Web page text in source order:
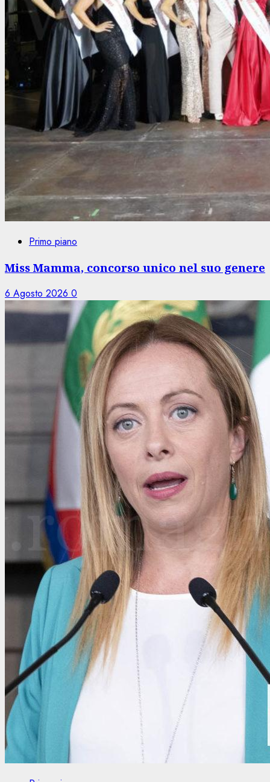
Primo piano
Miss Mamma, concorso unico nel suo genere
6 Agosto 2026 0